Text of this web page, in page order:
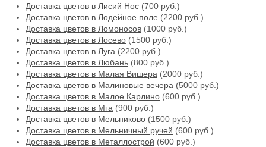
Доставка цветов в Лисий Нос (700 руб.)
Доставка цветов в Лодейное поле (2200 руб.)
Доставка цветов в Ломоносов (1000 руб.)
Доставка цветов в Лосево (1500 руб.)
Доставка цветов в Луга (2200 руб.)
Доставка цветов в Любань (800 руб.)
Доставка цветов в Малая Вишера (2000 руб.)
Доставка цветов в Малиновые вечера (5000 руб.)
Доставка цветов в Малое Карлино (600 руб.)
Доставка цветов в Мга (900 руб.)
Доставка цветов в Мельниково (1500 руб.)
Доставка цветов в Мельничный ручей (600 руб.)
Доставка цветов в Металлострой (600 руб.)